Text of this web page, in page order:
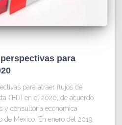
para
para atraer flujos de
(IED) en el 2020, de acuerdo
y consultoría económica
México. En enero del 2019,